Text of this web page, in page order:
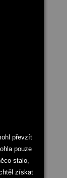
převzít
pouze
stalo,
získat